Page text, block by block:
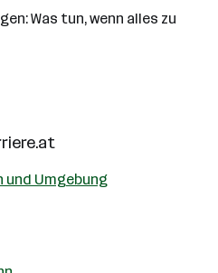
Was tun, wenn alles zu
Umgebung